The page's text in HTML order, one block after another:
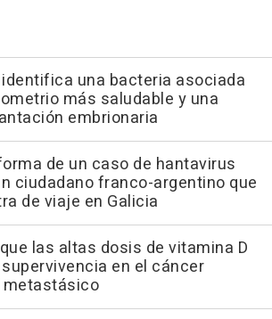
una bacteria asociada
más saludable y una
embrionaria
de un caso de hantavirus
ciudadano franco-argentino que
de viaje en Galicia
las altas dosis de vitamina D
en el cáncer